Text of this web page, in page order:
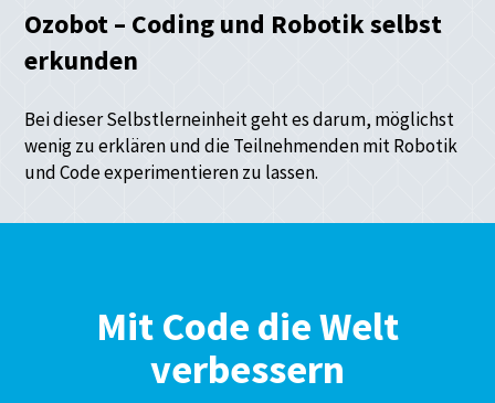
Ozobot – Coding und Robotik selbst
erkunden
Bei dieser Selbstlerneinheit geht es darum, möglichst
wenig zu erklären und die Teilnehmenden mit Robotik
und Code experimentieren zu lassen.
Mit Code die Welt
verbessern